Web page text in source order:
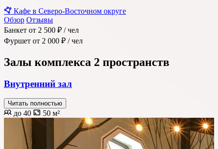
Кафе в Северо-Восточном округе
Обзор Отзывы
Банкет от 2 500 ₽ / чел
Фуршет от 2 000 ₽ / чел
Залы комплекса 2 пространств
Внутренний зал
Читать полностью
до 40 50 м²